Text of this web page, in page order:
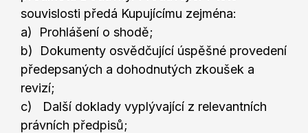
souvislosti předá Kupujícímu zejména:
a) Prohlášení o shodě;
b) Dokumenty osvědčující úspěšné provedení
předepsaných a dohodnutých zkoušek a
revizí;
c) Další doklady vyplývající z relevantních
právních předpisů;